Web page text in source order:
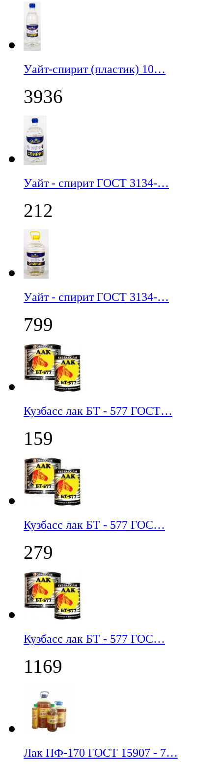
Уайт-спирит (пластик) 10…
3936
Уайт - спирит ГОСТ 3134-…
212
Уайт - спирит ГОСТ 3134-…
799
Кузбасс лак БТ - 577 ГОСТ…
159
Кузбасс лак БТ - 577 ГОС…
279
Кузбасс лак БТ - 577 ГОС…
1169
Лак ПФ-170 ГОСТ 15907 - 7…